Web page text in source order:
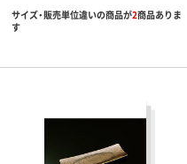
サイズ・販売単位違いの商品が2商品ありま
す